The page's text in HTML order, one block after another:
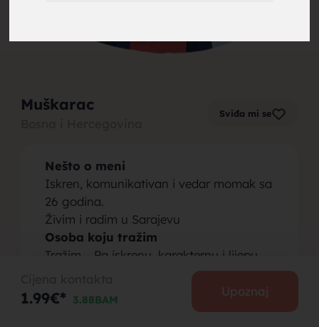
Muškarac Sviđa mi se
Nešto o meni
Iskren, komunikativan i vedar momak sa
26 godina.
Živim i radim u Sarajevu
Osoba koju tražim
Tražim .. Pa iskrenu, karakternu i lijepu
1.99€* 3.88BAM
Upoznaj
brak,
muskarci
za brak,